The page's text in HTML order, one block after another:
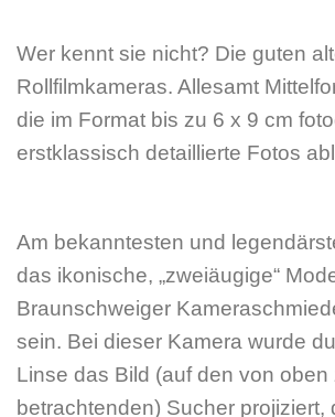
Wer kennt sie nicht? Die guten
Rollfilmkameras. Allesamt
die im Format bis zu 6 x 9 cm
erstklassisch detaillierte Fotos
Am bekanntesten und
das ikonische, „zweiäugige“
Braunschweiger
sein. Bei dieser Kamera wurde
Linse das Bild (auf den von oben
betrachtenden) Sucher pro­ji­zie­rt,